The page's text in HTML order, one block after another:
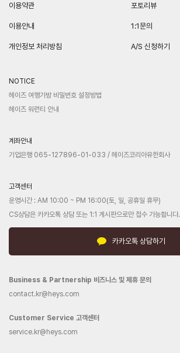
이용약관
이용안내
개인정보 처리방침
포토리뷰
1:1문의
A/S 신청하기
NOTICE
헤이즈 여행가방 비밀번호 설정방법
헤이즈 워런티 안내
계좌안내
기업은행 065-127896-01-033 / 헤이즈코리아유한회사
고객센터
운영시간 : AM 10:00 ~ PM 16:00(토, 일, 공휴일 휴무)
CS상담은 카카오톡 상담 또는 1:1 게시판으로만 접수 가능합니다.
카카오톡 상담하기
Business & Partnership 비즈니스 및 제휴 문의
contact.kr@heys.com
Customer Service 고객센터
service.kr@heys.com